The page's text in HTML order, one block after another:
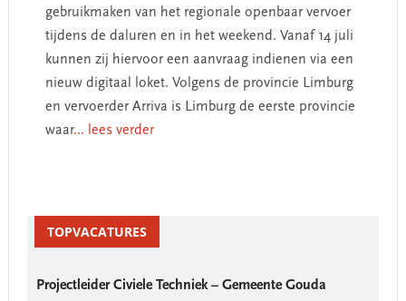
gebruikmaken van het regionale openbaar vervoer
tijdens de daluren en in het weekend. Vanaf 14 juli
kunnen zij hiervoor een aanvraag indienen via een
nieuw digitaal loket. Volgens de provincie Limburg
en vervoerder Arriva is Limburg de eerste provincie
waar... lees verder
SidebarTOPVACATURES
Projectleider Civiele Techniek – Gemeente Gouda